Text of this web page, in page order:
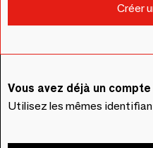
Vous avez déjà un
Utilisez les mêmes